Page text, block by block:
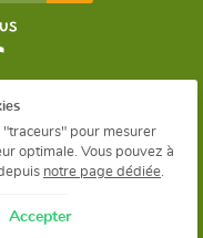
"traceurs" pour mesurer
optimale. Vous pouvez à
notre page dédiée.
Accepter